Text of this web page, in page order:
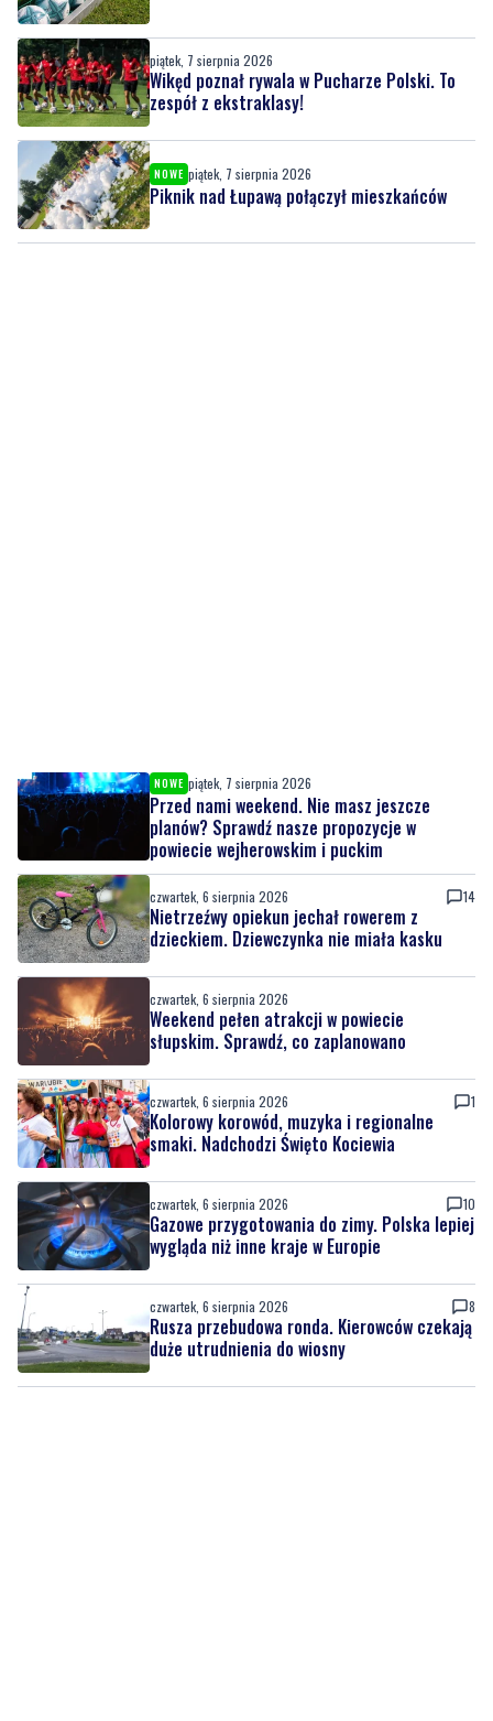
piątek, 7 sierpnia 2026
Wikęd poznał rywala w Pucharze Polski. To
zespół z ekstraklasy!
NOWE piątek, 7 sierpnia 2026
Piknik nad Łupawą połączył mieszkańców
NOWE piątek, 7 sierpnia 2026
Przed nami weekend. Nie masz jeszcze
planów? Sprawdź nasze propozycje w
powiecie wejherowskim i puckim
czwartek, 6 sierpnia 2026 14
Nietrzeźwy opiekun jechał rowerem z
dzieckiem. Dziewczynka nie miała kasku
czwartek, 6 sierpnia 2026
Weekend pełen atrakcji w powiecie
słupskim. Sprawdź, co zaplanowano
czwartek, 6 sierpnia 2026 1
Kolorowy korowód, muzyka i regionalne
smaki. Nadchodzi Święto Kociewia
czwartek, 6 sierpnia 2026 10
Gazowe przygotowania do zimy. Polska lepiej
wygląda niż inne kraje w Europie
czwartek, 6 sierpnia 2026 8
Rusza przebudowa ronda. Kierowców czekają
duże utrudnienia do wiosny